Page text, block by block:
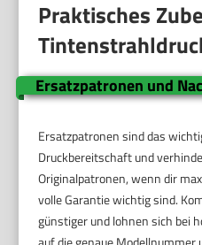
Praktisches
Ersatzpatronen und
Ersatzpatronen sind das
Druckbereitschaft und
Originalpatronen, wenn dir
volle Garantie wichtig sind.
günstiger und lohnen sich bei